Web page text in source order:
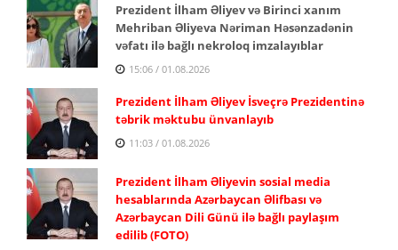
Prezident İlham Əliyev və Birinci xanım
Mehriban Əliyeva Nəriman Həsənzadənin
vəfatı ilə bağlı nekroloq imzalayıblar
15:06 / 01.08.2026
Prezident İlham Əliyev İsveçrə Prezidentinə
təbrik məktubu ünvanlayıb
11:03 / 01.08.2026
Prezident İlham Əliyevin sosial media
hesablarında Azərbaycan Əlifbası və
Azərbaycan Dili Günü ilə bağlı paylaşım
edilib (FOTO)